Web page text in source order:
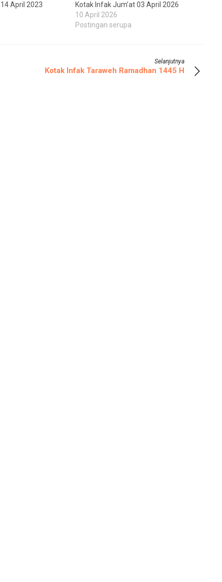
April 2023
Kotak Infak Jum’at 03 April 2026
10 April 2026
Postingan serupa
Selanjutnya
Kotak Infak Taraweh Ramadhan 1445 H